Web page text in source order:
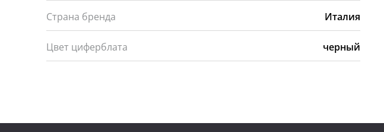
Страна бренда Италия
Цвет циферблата черный